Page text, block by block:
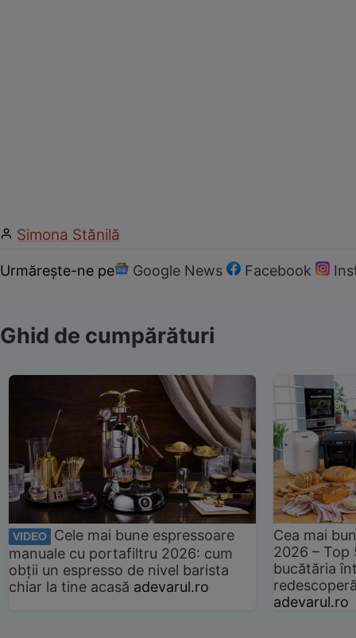
Simona Stănilă
Urmărește-ne pe Google News Facebook
Ghid de cumpărături
VIDEO
Cele mai bune espressoare
manuale cu portafiltru 2026: cum
obții un espresso de nivel barista
chiar la tine acasă adevarul.ro
Cea mai
2026 –
bucătăria
adevarul.ro